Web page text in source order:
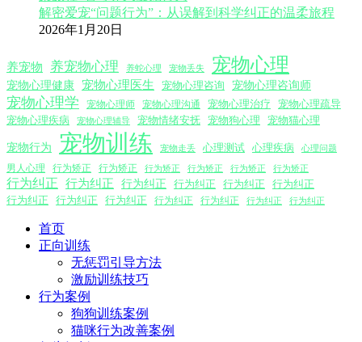
解密爱宠“问题行为”：从误解到科学纠正的温柔旅程
2026年1月20日
养宠物 养宠物心理 养蛇心理 宠物丢失 宠物心理
宠物心理健康 宠物心理医生 宠物心理咨询 宠物心理咨询师
宠物心理学 宠物心理师 宠物心理沟通 宠物心理治疗
宠物心理疏导
宠物心理疾病
宠物心理辅导 宠物情绪安抚 宠物狗心理 宠物猫心理
宠物行为 宠物训练 宠物走丢 心理测试 心理疾病 心理问题
男人心理 行为矫正 行为矫正 行为矫正 行为矫正 行为矫正 行为矫正
行为纠正 行为纠正 行为纠正 行为纠正 行为纠正
行为纠正
行为纠正
行为纠正 行为纠正 行为纠正 行为纠正 行为纠正 行为纠正
首页
正向训练
无惩罚引导方法
激励训练技巧
行为案例
狗狗训练案例
猫咪行为改善案例